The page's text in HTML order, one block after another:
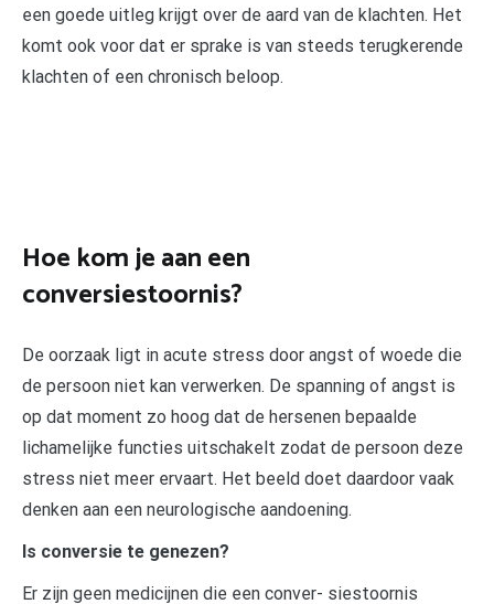
een goede uitleg krijgt over de aard van de klachten. Het
komt ook voor dat er sprake is van steeds terugkerende
klachten of een chronisch beloop.
Hoe kom je aan een
conversiestoornis?
De oorzaak ligt in acute stress door angst of woede die
de persoon niet kan verwerken. De spanning of angst is
op dat moment zo hoog dat de hersenen bepaalde
lichamelijke functies uitschakelt zodat de persoon deze
stress niet meer ervaart. Het beeld doet daardoor vaak
denken aan een neurologische aandoening.
Is conversie te genezen?
Er zijn geen medicijnen die een conver- siestoornis